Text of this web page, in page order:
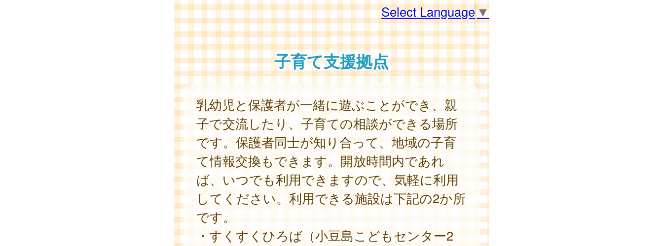
Select Language▼
子育て支援拠点
乳幼児と保護者が一緒に遊ぶことができ、親
子で交流したり、子育ての相談ができる場所
です。保護者同士が知り合って、地域の子育
て情報交換もできます。開放時間内であれ
ば、いつでも利用できますので、気軽に利用
してください。利用できる施設は下記の2か所
です。
・すくすくひろば（小豆島こどもセンター2